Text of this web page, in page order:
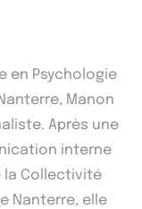
en Psychologie
Manon
Après une
interne
la Collectivité
Nanterre, elle